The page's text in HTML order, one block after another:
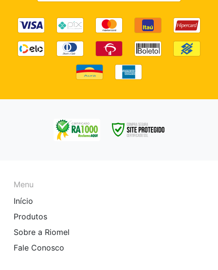
Menu
Início
Produtos
Sobre a Riomel
Fale Conosco